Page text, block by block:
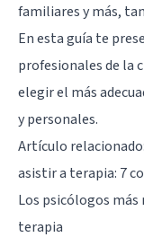
familiares y más,
En esta guía te
profesionales de la
elegir el más
y personales.
Artículo relacionado:
asistir a terapia: 7
Los psicólogos más
terapia